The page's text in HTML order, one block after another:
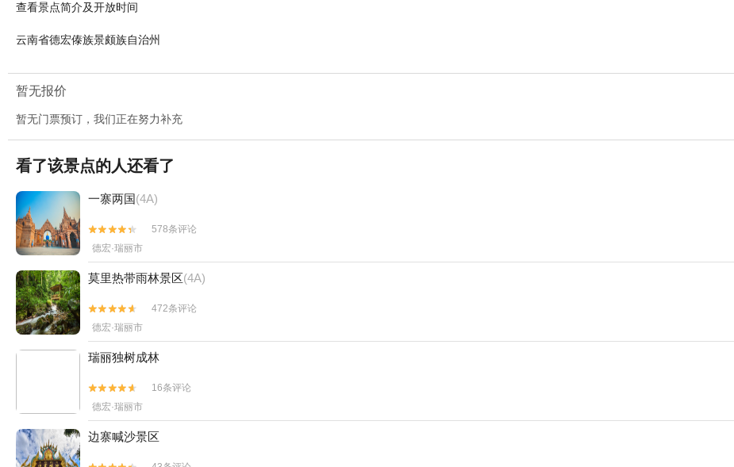
查看景点简介及开放时间
云南省德宏傣族景颇族自治州
暂无报价
暂无门票预订，我们正在努力补充
看了该景点的人还看了
一寨两国(4A)


578条评论
德宏·瑞丽市
莫里热带雨林景区(4A)


472条评论
德宏·瑞丽市
瑞丽独树成林


16条评论
德宏·瑞丽市
边寨喊沙景区